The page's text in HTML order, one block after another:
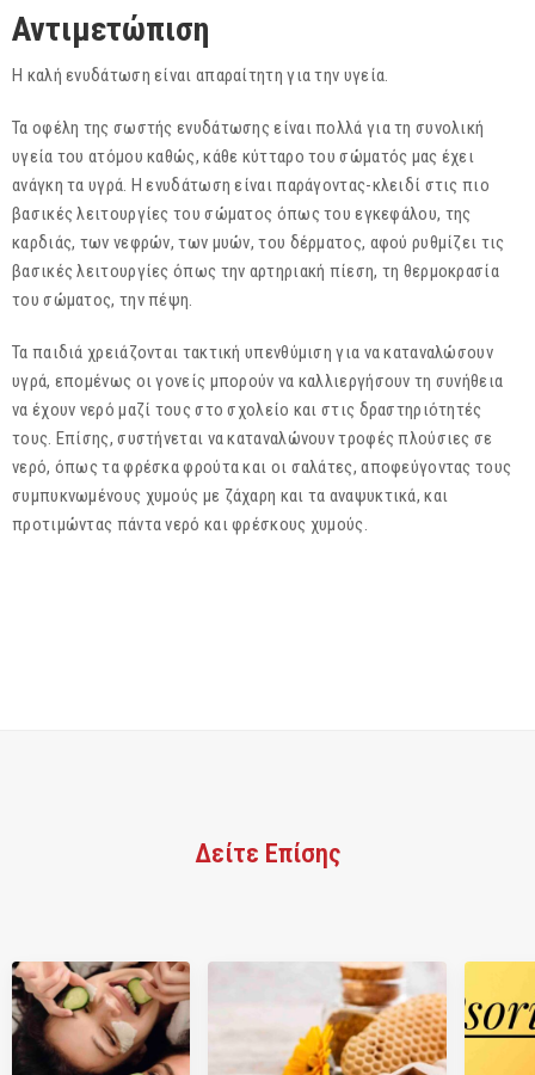
Αντιμετώπιση
Η καλή ενυδάτωση είναι απαραίτητη για την υγεία.
Τα οφέλη της σωστής ενυδάτωσης είναι πολλά για τη συνολική
υγεία του ατόμου καθώς, κάθε κύτταρο του σώματός μας έχει
ανάγκη τα υγρά. Η ενυδάτωση είναι παράγοντας-κλειδί στις πιο
βασικές λειτουργίες του σώματος όπως του εγκεφάλου, της
καρδιάς, των νεφρών, των μυών, του δέρματος, αφού ρυθμίζει τις
βασικές λειτουργίες όπως την αρτηριακή πίεση, τη θερμοκρασία
του σώματος, την πέψη.
Τα παιδιά χρειάζονται τακτική υπενθύμιση για να καταναλώσουν
υγρά, επομένως οι γονείς μπορούν να καλλιεργήσουν τη συνήθεια
να έχουν νερό μαζί τους στο σχολείο και στις δραστηριότητές
τους. Επίσης, συστήνεται να καταναλώνουν τροφές πλούσιες σε
νερό, όπως τα φρέσκα φρούτα και οι σαλάτες, αποφεύγοντας τους
συμπυκνωμένους χυμούς με ζάχαρη και τα αναψυκτικά, και
προτιμώντας πάντα νερό και φρέσκους χυμούς.
Δείτε Επίσης